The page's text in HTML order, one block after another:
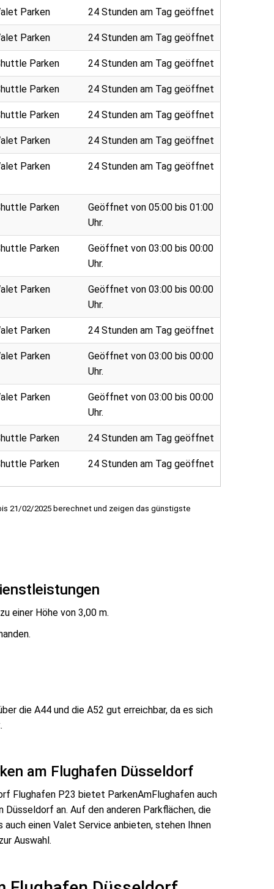
Parken 24 Stunden am Tag geöffnet
Parken 24 Stunden am Tag geöffnet
Parken 24 Stunden am Tag geöffnet
Parken 24 Stunden am Tag geöffnet
Parken 24 Stunden am Tag geöffnet
Parken 24 Stunden am Tag geöffnet
Parken 24 Stunden am Tag geöffnet
Parken
Geöffnet von 05:00 bis 01:00
Uhr.
Parken
Geöffnet von 03:00 bis 00:00
Uhr.
Parken
Geöffnet von 03:00 bis 00:00
Uhr.
Parken 24 Stunden am Tag geöffnet
Parken
Geöffnet von 03:00 bis 00:00
Uhr.
Parken
Geöffnet von 03:00 bis 00:00
Uhr.
Parken 24 Stunden am Tag geöffnet
Parken 24 Stunden am Tag geöffnet
21/02/2025 berechnet und zeigen das günstigste
einer Höhe von 3,00 m.
die A44 und die A52 gut erreichbar, da es sich
am Flughafen Düsseldorf
Flughafen P23 bietet ParkenAmFlughafen auch
an. Auf den anderen Parkflächen, die
einen Valet Service anbieten, stehen Ihnen
Auswahl.